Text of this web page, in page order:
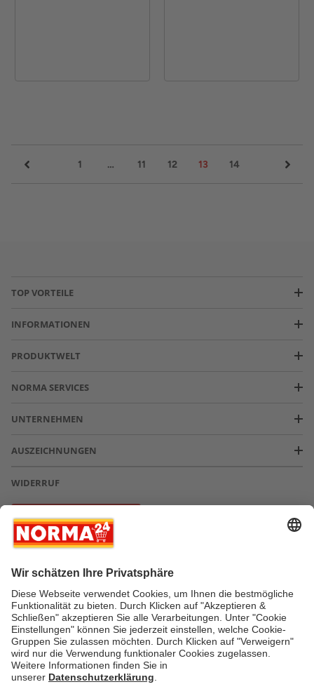
1 … 11 12 13 14
TOP VORTEILE
INFORMATIONEN
PRODUKTWELT
NORMA SERVICES
UNTERNEHMEN
AUSZEICHNUNGEN
WIDERRUF
Vertrag widerrufen
* Greifen Sie schnell zu! Alle angegebenen Preise in Euro und inklusive der
gesetzlichen Mehrwertsteuer. Irrtümer durch Schreib-, Programmier- und